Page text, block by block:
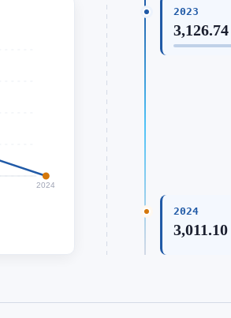
2024
2023
3,126.74
2024
3,011.10